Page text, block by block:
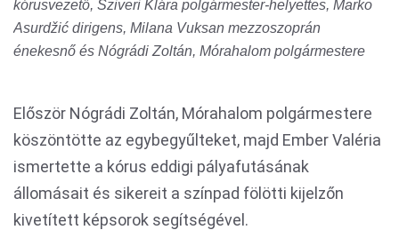
kórusvezető, Sziveri Klára polgármester-helyettes, Marko
Asurdžić dirigens, Milana Vuksan mezzoszoprán
énekesnő és Nógrádi Zoltán, Mórahalom polgármestere
Először Nógrádi Zoltán, Mórahalom polgármestere
köszöntötte az egybegyűlteket, majd Ember Valéria
ismertette a kórus eddigi pályafutásának
állomásait és sikereit a színpad fölötti kijelzőn
kivetített képsorok segítségével.